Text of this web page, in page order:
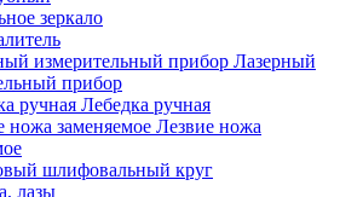
зеркало
Лазерный
прибор
Лебедка ручная
Лезвие ножа
шлифовальный круг
лазы